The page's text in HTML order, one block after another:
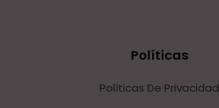
Políticas
Políticas De Privacidad